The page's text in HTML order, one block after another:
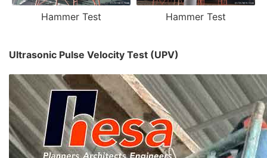
Hammer Test Hammer Test
Ultrasonic Pulse Velocity Test (UPV)